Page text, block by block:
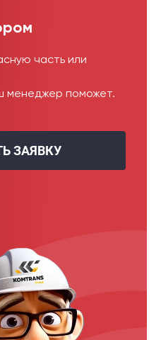
часть или
менеджер поможет.
ЗАЯВКУ